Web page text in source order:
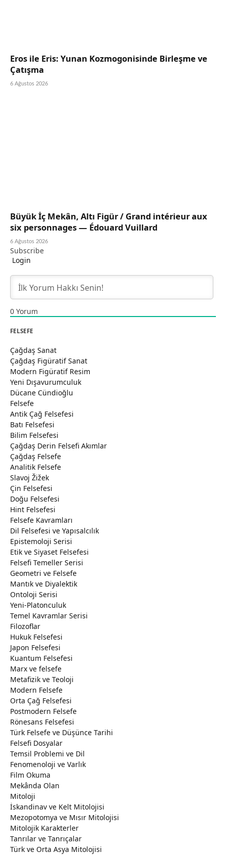
Eros ile Eris: Yunan Kozmogonisinde Birleşme ve
Çatışma
6 Ağustos 2026
Büyük İç Mekân, Altı Figür / Grand intérieur aux
six personnages — Édouard Vuillard
6 Ağustos 2026
Subscribe
Login
0 Yorum
FELSEFE
Çağdaş Sanat
Çağdaş Figüratif Sanat
Modern Figüratif Resim
Yeni Dışavurumculuk
Dücane Cündioğlu
Felsefe
Antik Çağ Felsefesi
Batı Felsefesi
Bilim Felsefesi
Çağdaş Derin Felsefi Akımlar
Çağdaş Felsefe
Analitik Felsefe
Slavoj Žižek
Çin Felsefesi
Doğu Felsefesi
Hint Felsefesi
Felsefe Kavramları
Dil Felsefesi ve Yapısalcılık
Epistemoloji Serisi
Etik ve Siyaset Felsefesi
Felsefi Temeller Serisi
Geometri ve Felsefe
Mantık ve Diyalektik
Ontoloji Serisi
Yeni-Platonculuk
Temel Kavramlar Serisi
Filozoflar
Hukuk Felsefesi
Japon Felsefesi
Kuantum Felsefesi
Marx ve felsefe
Metafizik ve Teoloji
Modern Felsefe
Orta Çağ Felsefesi
Postmodern Felsefe
Rönesans Felsefesi
Türk Felsefe ve Düşünce Tarihi
Felsefi Dosyalar
Temsil Problemi ve Dil
Fenomenoloji ve Varlık
Film Okuma
Mekânda Olan
Mitoloji
İskandinav ve Kelt Mitolojisi
Mezopotomya ve Mısır Mitolojisi
Mitolojik Karakterler
Tanrılar ve Tanrıçalar
Türk ve Orta Asya Mitolojisi